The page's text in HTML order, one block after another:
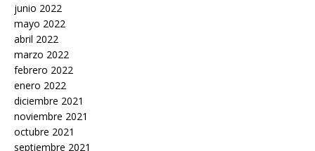
junio 2022
mayo 2022
abril 2022
marzo 2022
febrero 2022
enero 2022
diciembre 2021
noviembre 2021
octubre 2021
septiembre 2021